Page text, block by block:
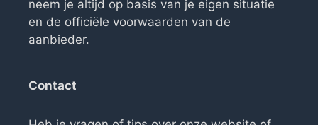
neem je altijd op basis van je eigen situatie
en de officiële voorwaarden van de
aanbieder.
Contact